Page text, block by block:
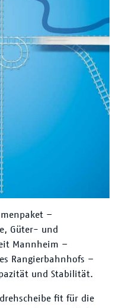
–
Güter- und
Mannheim –
Rangierbahnhofs –
und Stabilität.
fit für die